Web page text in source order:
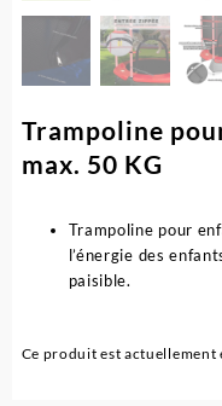
Trampoline
max. 50 KG
Trampoline pour
l’énergie des
paisible.
Ce produit est